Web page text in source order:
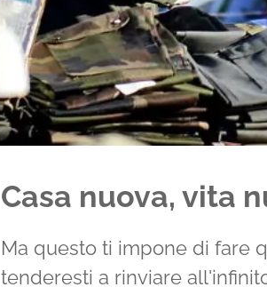
Casa nuova, vita
Ma questo ti impone di fare
tenderesti a rinviare